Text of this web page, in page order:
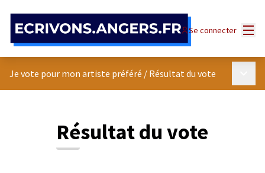
Se connecter
Je vote pour mon artiste préféré / Résultat du vote
Résultat du vote